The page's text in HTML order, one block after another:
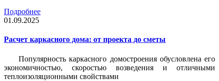
Подробнее
01.09.2025
Расчет каркасного дома: от проекта до сметы
Популярность каркасного домостроения обусловлена его
экономичностью, скоростью возведения и отличными
теплоизоляционными свойствами